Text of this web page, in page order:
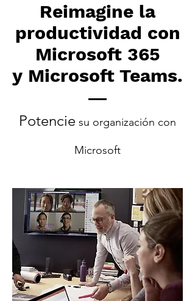
Reimagine la
productividad con
Microsoft 365
y Microsoft Teams.
Potencie su organización con
Microsoft